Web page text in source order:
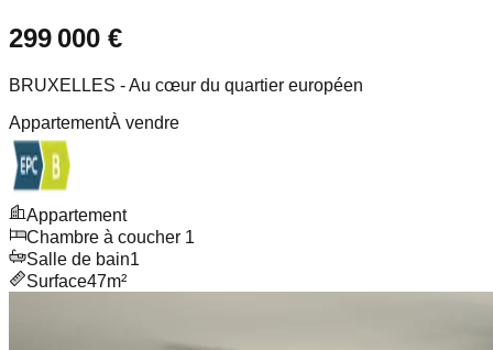
299 000 €
BRUXELLES - Au cœur du quartier européen
AppartementÀ vendre
Appartement
Chambre à coucher 1
Salle de bain1
Surface47m²